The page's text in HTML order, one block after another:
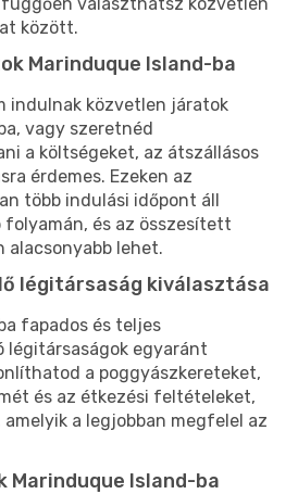
között.
Marinduque Island-ba
indulnak közvetlen járatok
vagy szeretnéd
a költségeket, az átszállásos
érdemes. Ezeken az
több indulási időpont áll
folyamán, és az összesített
alacsonyabb lehet.
légitársaság kiválasztása
fapados és teljes
egyaránt
a poggyászkereteket,
és az étkezési feltételeket,
a legjobban megfelel az
Marinduque Island-ba